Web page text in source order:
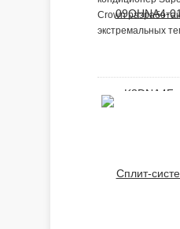
Crown
экстремальных